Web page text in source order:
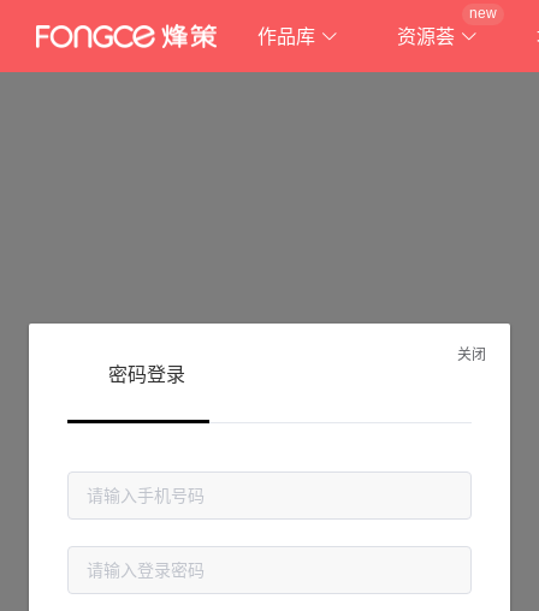
作品库 资源荟
new
抱歉!
请检查您输入的网址是否正确，或点击下面的按钮返回首页。
关闭
密码登录